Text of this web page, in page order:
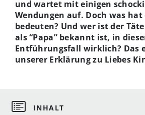
und wartet mit einigen
Wendungen auf. Doch was hat
bedeuten? Und wer ist der
als “Papa” bekannt ist, in
Entführungsfall wirklich? Das
unserer Erklärung zu Liebes